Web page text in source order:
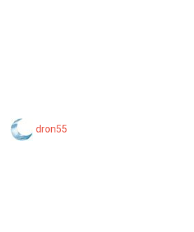
dron55